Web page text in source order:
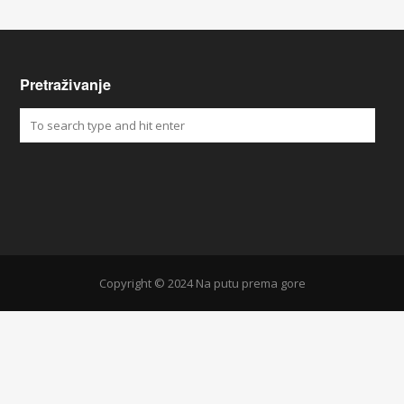
Pretraživanje
Copyright © 2024 Na putu prema gore